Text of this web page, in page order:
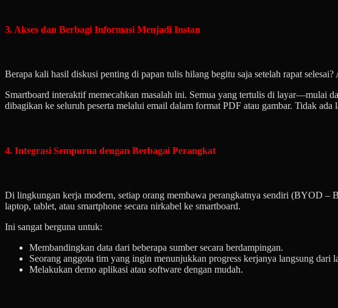
3. Akses dan Berbagi Informasi Menjadi Instan
Berapa kali hasil diskusi penting di papan tulis hilang begitu saja setelah rapat
Smartboard interaktif memecahkan masalah ini. Semua yang tertulis di layar—mulai
dibagikan ke seluruh peserta melalui email dalam format PDF atau gambar. Tidak
4. Integrasi Sempurna dengan Berbagai Perangkat
Di lingkungan kerja modern, setiap orang membawa perangkatnya sendiri (BYOD
laptop, tablet, atau smartphone secara nirkabel ke smartboard.
Ini sangat berguna untuk:
Membandingkan data dari beberapa sumber secara berdampingan.
Seorang anggota tim yang ingin menunjukkan progress kerjanya langsung dari
Melakukan demo aplikasi atau software dengan mudah.